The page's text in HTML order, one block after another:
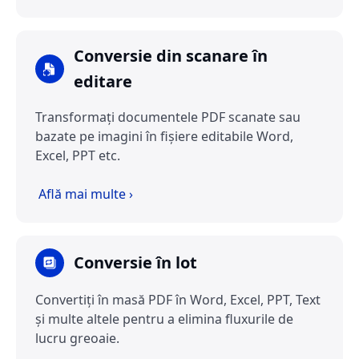
Conversie din scanare în
editare
Transformați documentele PDF scanate sau
bazate pe imagini în fișiere editabile Word,
Excel, PPT etc.
Află mai multe ›
Conversie în lot
Convertiți în masă PDF în Word, Excel, PPT, Text
și multe altele pentru a elimina fluxurile de
lucru greoaie.